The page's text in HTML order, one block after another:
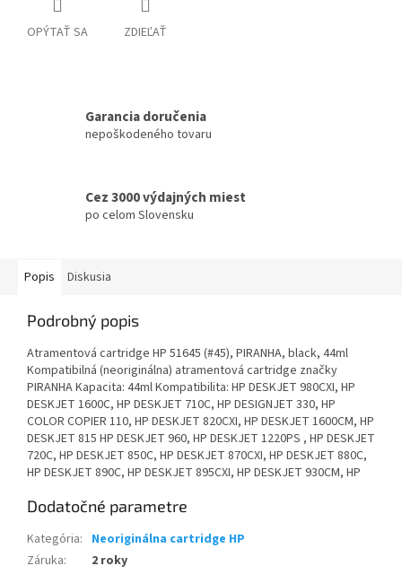
OPÝTAŤ SA ZDIEĽAŤ
Garancia doručenia
nepoškodeného tovaru
Cez 3000 výdajných miest
po celom Slovensku
Popis Diskusia
Podrobný popis
Atramentová cartridge HP 51645 (#45), PIRANHA, black, 44ml
Kompatibilná (neoriginálna) atramentová cartridge značky
PIRANHA Kapacita: 44ml Kompatibilita: HP DESKJET 980CXI, HP
DESKJET 1600C, HP DESKJET 710C, HP DESIGNJET 330, HP
COLOR COPIER 110, HP DESKJET 820CXI, HP DESKJET 1600CM, HP
DESKJET 815 HP DESKJET 960, HP DESKJET 1220PS , HP DESKJET
720C, HP DESKJET 850C, HP DESKJET 870CXI, HP DESKJET 880C,
HP DESKJET 890C, HP DESKJET 895CXI, HP DESKJET 930CM, HP
Dodatočné parametre
Kategória: Neoriginálna cartridge HP
Záruka: 2 roky